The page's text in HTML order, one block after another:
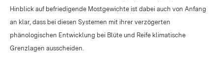
Hinblick auf befriedigende Mostgewichte ist dabei auch von Anfang
an klar, dass bei diesen Systemen mit ihrer verzögerten
phänologischen Entwicklung bei Blüte und Reife klimatische
Grenzlagen ausscheiden.